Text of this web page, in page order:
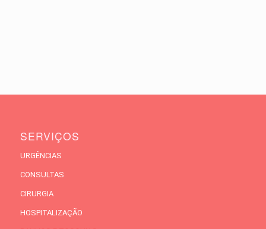
SERVIÇOS
URGÊNCIAS
CONSULTAS
CIRURGIA
HOSPITALIZAÇÃO